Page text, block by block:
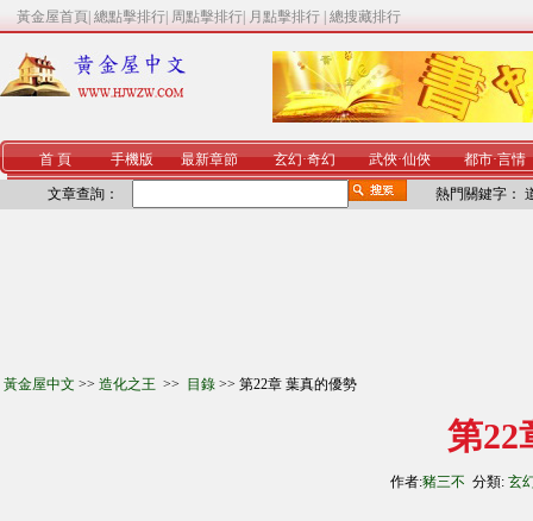
黃金屋首頁 總點擊排行 周點擊排行 月點擊排行 總搜藏排行
首 頁 手機版 最新章節 玄幻·奇幻 武俠·仙俠 都市·言情
文章查詢： 熱門關鍵字：
黃金屋中文 >> 造化之王 >> 目錄 >> 第22章 葉真的優勢
第22
作者:豬三不 分類: 玄